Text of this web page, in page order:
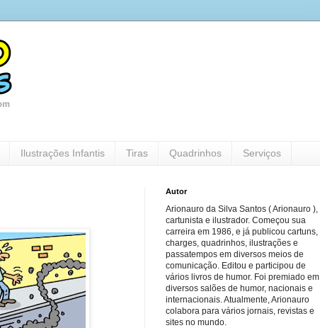
Ilustrações Infantis Tiras Quadrinhos Serviços
Autor
Arionauro da Silva Santos ( Arionauro ),
cartunista e ilustrador. Começou sua
carreira em 1986, e já publicou cartuns,
charges, quadrinhos, ilustrações e
passatempos em diversos meios de
comunicação. Editou e participou de
vários livros de humor. Foi premiado em
diversos salões de humor, nacionais e
internacionais. Atualmente, Arionauro
colabora para vários jornais, revistas e
sites no mundo.